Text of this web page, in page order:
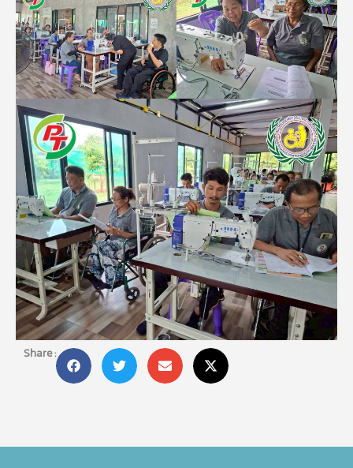
Share :